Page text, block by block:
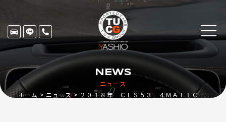
ニュース
NEWS
ホーム ニュース ２０１８年 ＣＬＳ５３ ４ＭＡＴＩＣプラス レーダーＳＰ ５８８万円